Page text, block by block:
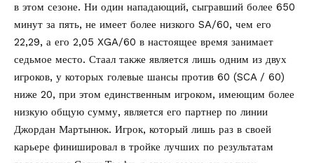
в этом сезоне. Ни один нападающий, сыгравший более 650
минут за пять, не имеет более низкого SA/60, чем его
22,29, а его 2,05 XGA/60 в настоящее время занимает
седьмое место. Стаал также является лишь одним из двух
игроков, у которых голевые шансы против 60 (SCA / 60)
ниже 20, при этом единственным игроком, имеющим более
низкую общую сумму, является его партнер по линии
Джордан Мартынюк. Игрок, который лишь раз в своей
карьере финишировал в тройке лучших по результатам